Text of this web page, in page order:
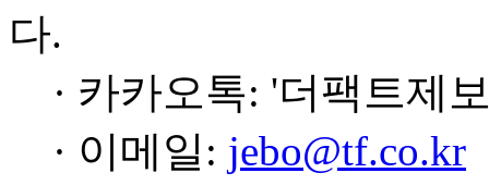
다.
· 카카오톡: '더팩트제
· 이메일: jebo@tf.co.kr